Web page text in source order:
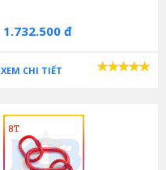
1.732.500 đ
XEM CHI TIẾT